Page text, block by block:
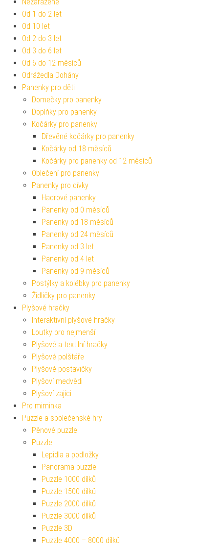
Od 1 do 2 let
Od 10 let
Od 2 do 3 let
Od 3 do 6 let
Od 6 do 12 měsíců
Odrážedla Dohány
Panenky pro děti
Domečky pro panenky
Doplňky pro panenky
Kočárky pro panenky
Dřevěné kočárky pro panenky
Kočárky od 18 měsíců
Kočárky pro panenky od 12 měsíců
Oblečení pro panenky
Panenky pro dívky
Hadrové panenky
Panenky od 0 měsíců
Panenky od 18 měsíců
Panenky od 24 měsíců
Panenky od 3 let
Panenky od 4 let
Panenky od 9 měsíců
Postýlky a kolébky pro panenky
Židličky pro panenky
Plyšové hračky
Interaktivní plyšové hračky
Loutky pro nejmenší
Plyšové a textilní hračky
Plyšové polštáře
Plyšové postavičky
Plyšoví medvědi
Plyšoví zajíci
Pro miminka
Puzzle a společenské hry
Pěnové puzzle
Puzzle
Lepidla a podložky
Panorama puzzle
Puzzle 1000 dílků
Puzzle 1500 dílků
Puzzle 2000 dílků
Puzzle 3000 dílků
Puzzle 3D
Puzzle 4000 – 8000 dílků